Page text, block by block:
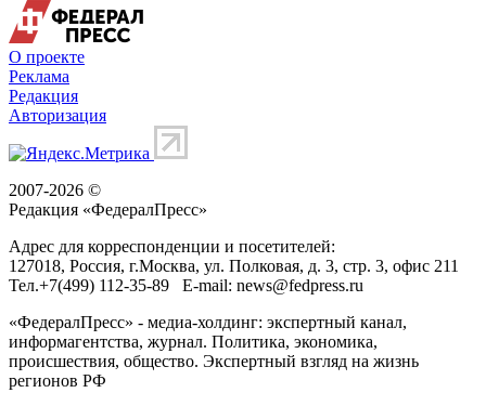
О проекте
Реклама
Редакция
Авторизация
2007-2026 ©
Редакция «ФедералПресс»
Адрес для корреспонденции и посетителей:
127018, Россия, г.Москва, ул. Полковая, д. 3, стр. 3, офис 211
Тел.+7(499) 112-35-89 E-mail: news@fedpress.ru
«ФедералПресс» - медиа-холдинг: экспертный канал,
информагентства, журнал. Политика, экономика,
происшествия, общество. Экспертный взгляд на жизнь
регионов РФ